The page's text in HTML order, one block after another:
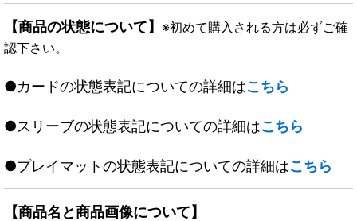
【商品の状態について】 ※初めて購入される方は必ずご確
認下さい。
●カードの状態表記についての詳細はこちら
●スリーブの状態表記についての詳細はこちら
●プレイマットの状態表記についての詳細はこちら
【商品名と商品画像について】